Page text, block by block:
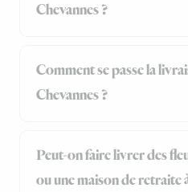
Chevannes ?
Comment se passe la
Chevannes ?
Peut-on faire livrer des
ou une maison de retraite